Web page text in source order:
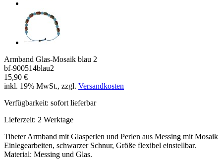
Armband Glas-Mosaik blau 2
bf-900514blau2
15,90 €
inkl. 19% MwSt., zzgl. Versandkosten
Verfügbarkeit: sofort lieferbar
Lieferzeit: 2 Werktage
Tibeter Armband mit Glasperlen und Perlen aus Messing mit Mosaik
Einlegearbeiten, schwarzer Schnur, Größe flexibel einstellbar.
Material: Messing und Glas.